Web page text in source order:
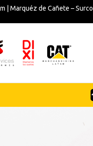
| Marquéz de Cañete – Surco